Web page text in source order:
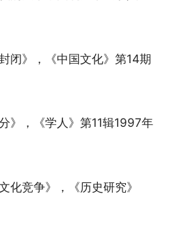
闭》，《中国文化》第14期
》，《学人》第11辑1997年
化竞争》，《历史研究》